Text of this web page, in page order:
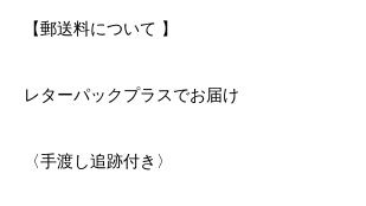
【郵送料について 】
レターパックプラスでお届け
〈手渡し追跡付き〉